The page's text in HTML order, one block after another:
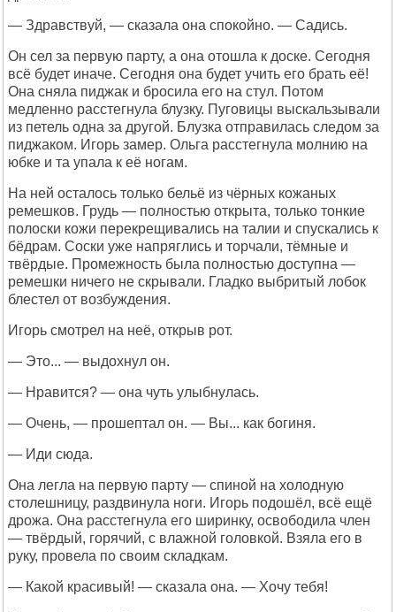
— Здравствуй, — сказала она спокойно. — Садись.
Он сел за первую парту, а она отошла к доске. Сегодня
всё будет иначе. Сегодня она будет учить его брать её!
Она сняла пиджак и бросила его на стул. Потом
медленно расстегнула блузку. Пуговицы выскальзывали
из петель одна за другой. Блузка отправилась следом за
пиджаком. Игорь замер. Ольга расстегнула молнию на
юбке и та упала к её ногам.
На ней осталось только бельё из чёрных кожаных
ремешков. Грудь — полностью открыта, только тонкие
полоски кожи перекрещивались на талии и спускались к
бёдрам. Соски уже напряглись и торчали, тёмные и
твёрдые. Промежность была полностью доступна —
ремешки ничего не скрывали. Гладко выбритый лобок
блестел от возбуждения.
Игорь смотрел на неё, открыв рот.
— Это... — выдохнул он.
— Нравится? — она чуть улыбнулась.
— Очень, — прошептал он. — Вы... как богиня.
— Иди сюда.
Она легла на первую парту — спиной на холодную
столешницу, раздвинула ноги. Игорь подошёл, всё ещё
дрожа. Она расстегнула его ширинку, освободила член
— твёрдый, горячий, с влажной головкой. Взяла его в
руку, провела по своим складкам.
— Какой красивый! — сказала она. — Хочу тебя!